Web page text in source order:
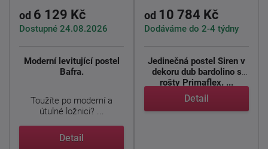
od 6 129 Kč
Dostupné 24.08.2026
Moderní levitující postel
Bafra.
Toužíte po moderní a
útulné ložnici? ...
Detail
od 10 784 Kč
Dodáváme do 2-4 týdny
Jedinečná postel Siren v
dekoru dub bardolino s
rošty Primaflex. ...
Detail